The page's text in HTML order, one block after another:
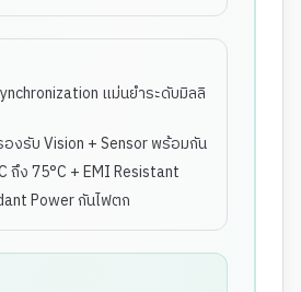
แม่นยำระดับมิลลิ
งรับ Vision + Sensor พร้อมกัน
ถึง 75°C + EMI Resistant
Power กันไฟตก